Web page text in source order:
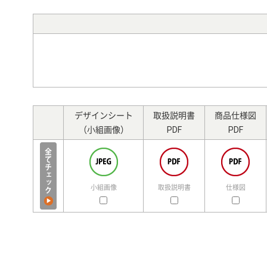
デザインシート
（小組画像）
取扱説明書
PDF
商品仕様図
PDF
小組画像 取扱説明書 仕様図